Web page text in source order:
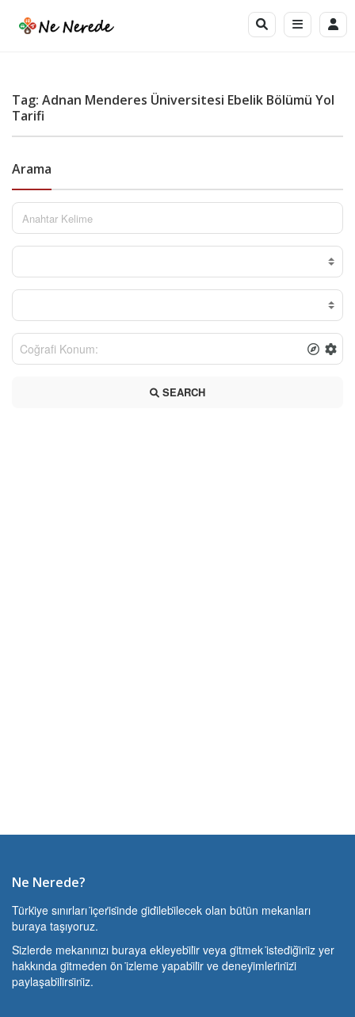
Tag: Adnan Menderes Üniversitesi Ebelik Bölümü Yol
Tarifi
Arama
SEARCH
Ne Nerede?
Türki̇ye sınırları i̇çeri̇si̇nde gi̇di̇lebi̇lecek olan bütün mekanları
buraya taşıyoruz.
Si̇zlerde mekanınızı buraya ekleyebi̇li̇r veya gi̇tmek i̇stedi̇ği̇ni̇z yer
hakkında gi̇tmeden ön i̇zleme yapabi̇li̇r ve deneyi̇mleri̇ni̇zi̇
paylaşabi̇li̇rsi̇ni̇z.